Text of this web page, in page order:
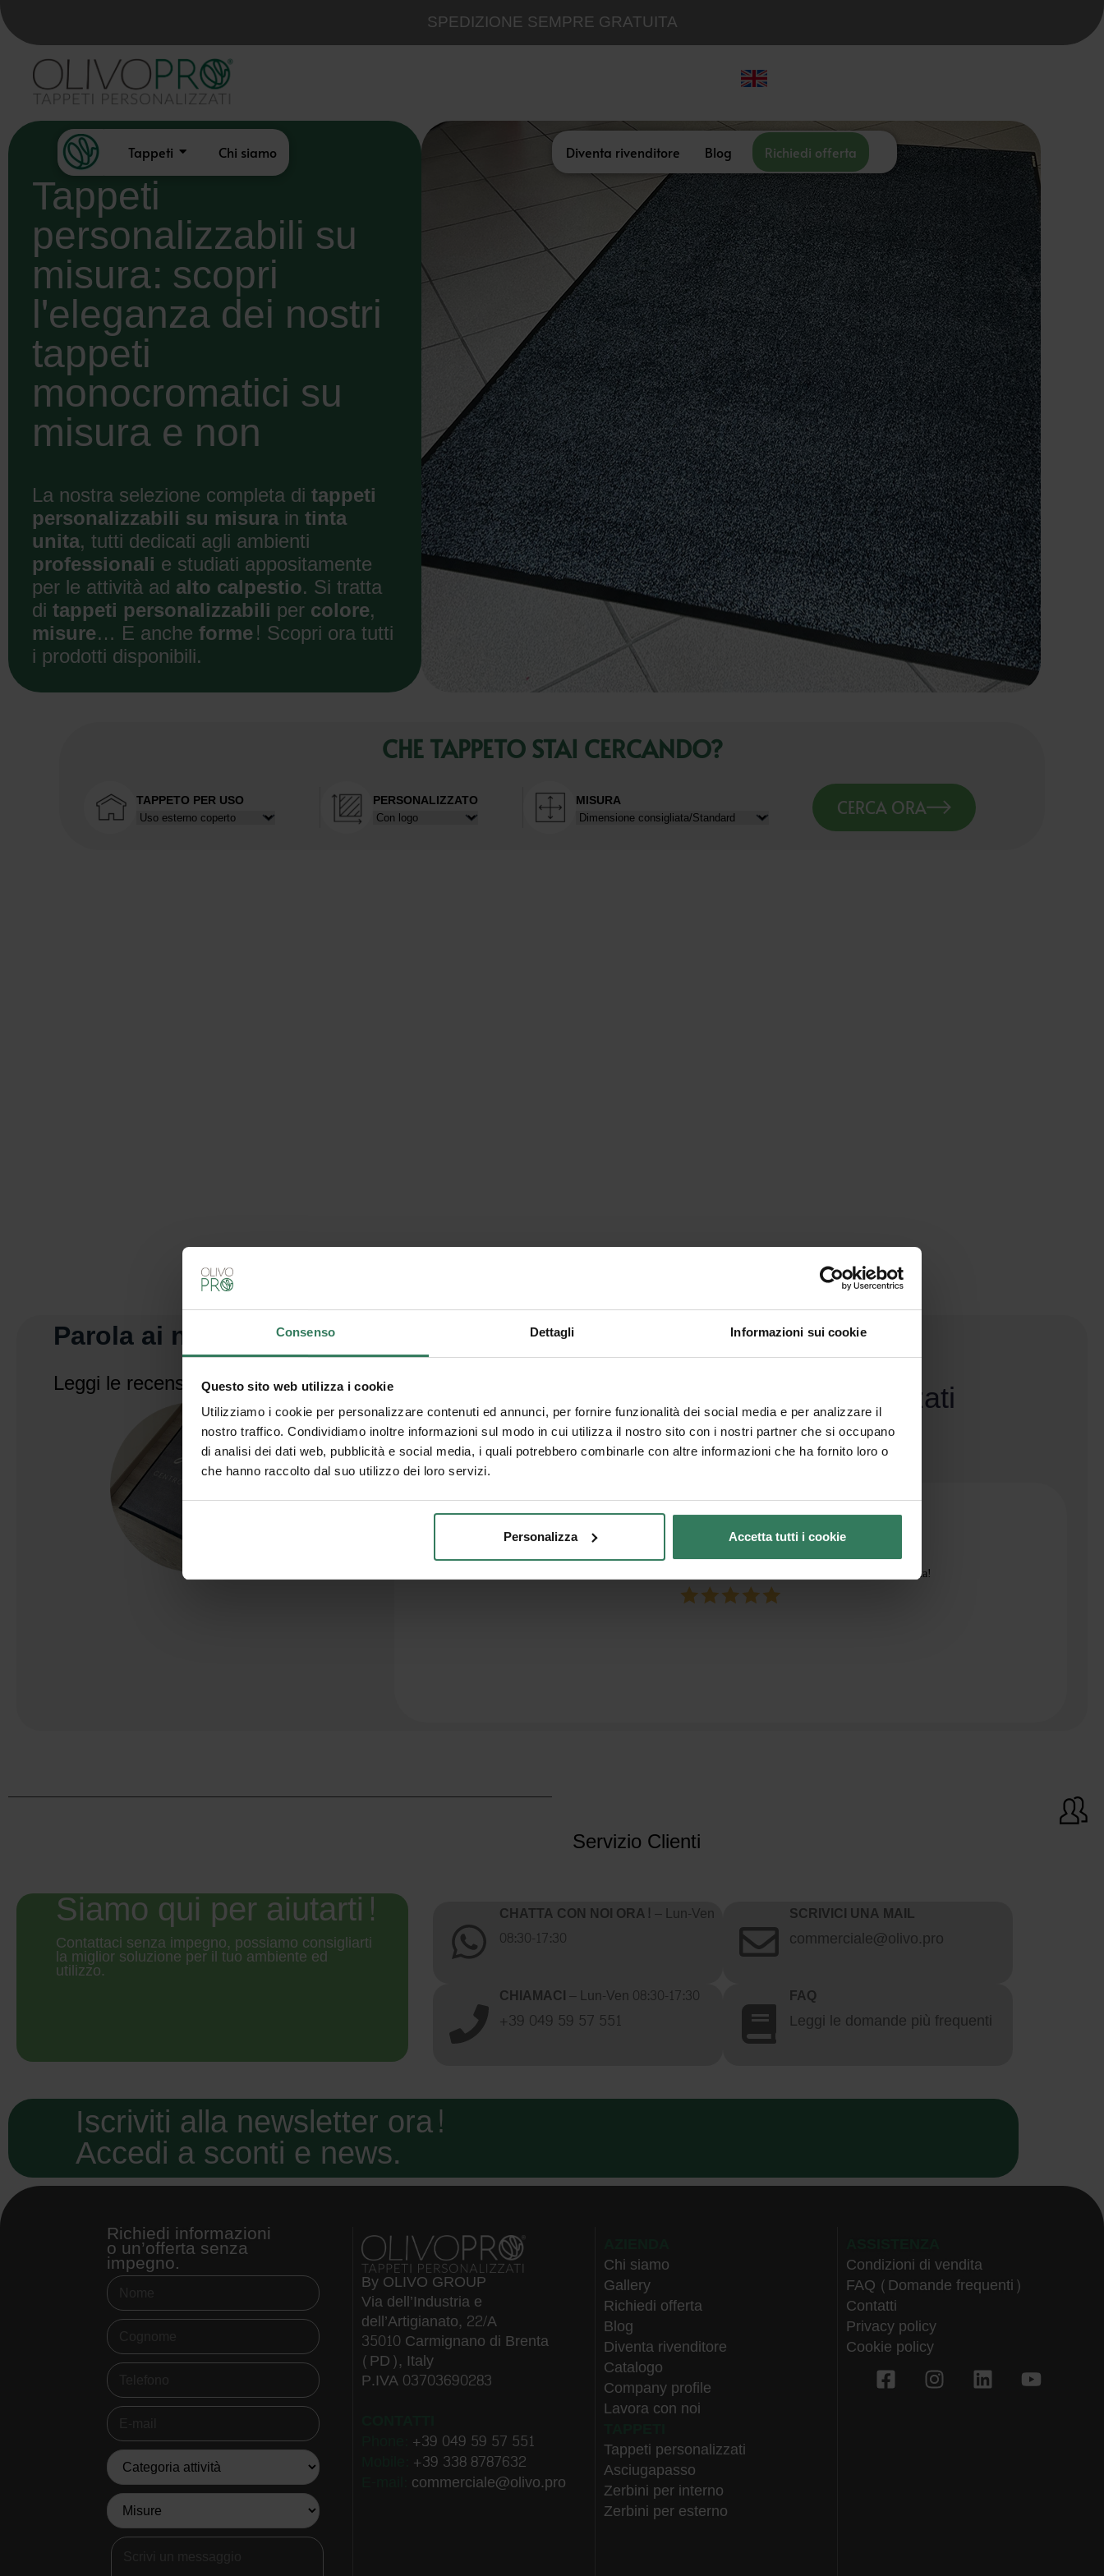
Consenso Dettagli Informazioni sui cookie
Questo sito web utilizza i cookie
Utilizziamo i cookie per personalizzare contenuti ed annunci, per fornire funzionalità dei social media e per analizzare il
nostro traffico. Condividiamo inoltre informazioni sul modo in cui utilizza il nostro sito con i nostri partner che si occupano
di analisi dei dati web, pubblicità e social media, i quali potrebbero combinarle con altre informazioni che ha fornito loro o
che hanno raccolto dal suo utilizzo dei loro servizi.
Personalizza Accetta tutti i cookie
SPEDIZIONE SEMPRE GRATUITA
Tappeti Chi siamo Diventa rivenditore Blog Richiedi offerta
Tappeti
personalizzabili su
misura: scopri
l'eleganza dei nostri
tappeti
monocromatici su
misura e non
La nostra selezione completa ditappeti
personalizzabili su misuraintinta
unita, tutti dedicati agli ambienti
professionali e studiati appositamente
per le attività ad alto calpestio. Si tratta
ditappeti personalizzabili percolore,
misure… E ancheforme! Scopri ora tutti
i prodotti disponibili.
CHE TAPPETO STAI CERCANDO?
TAPPETO PER USO PERSONALIZZATO MISURA CERCA ORA
Parola ai nostri clienti.
Leggi le recensioni Olivo PRO - Tappeti personalizzati
4.9 198 Recensioni
Giorgio Bozzetto
Azienda seria e disponibile, prodotti e lavorazioni di ottima qualità! Super consigliata!
Servizio Clienti
Siamo qui per aiutarti!
Contattaci senza impegno, possiamo consigliarti
la miglior soluzione per il tuo ambiente ed
utilizzo.
CHATTA CON NOI ORA! – Lun-Ven
08:30-17:30
SCRIVICI UNA MAIL
commerciale@olivo.pro
CHIAMACI– Lun-Ven 08:30-17:30
+39 049 59 57 551
FAQ
Leggi le domande più frequenti
Iscriviti alla newsletter ora!
Accedi a sconti e news.
Richiedi informazioni
o un’offerta senza
impegno.
By OLIVO GROUP
Via dell’Industria e
dell’Artigianato, 22/A
35010 Carmignano di Brenta
(PD), Italy
P.IVA 03703690283
+39 049 59 57 551
+39 338 8787632
commerciale@olivo.pro
Chi siamo
Gallery
Richiedi offerta
Blog
Diventa rivenditore
Catalogo
Company profile
Lavora con noi
Tappeti personalizzati
Asciugapasso
Zerbini per interno
Zerbini per esterno
Condizioni di vendita
FAQ (Domande frequenti)
Contatti
Privacy policy
Cookie policy